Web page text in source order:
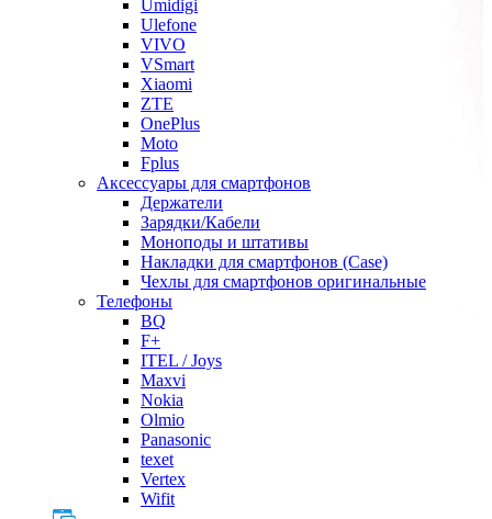
Umidigi
Ulefone
VIVO
VSmart
Xiaomi
ZTE
OnePlus
Moto
Fplus
Аксессуары для смартфонов
Держатели
Зарядки/Кабели
Моноподы и штативы
Накладки для смартфонов (Case)
Чехлы для смартфонов оригинальные
Телефоны
BQ
F+
ITEL / Joys
Maxvi
Nokia
Olmio
Panasonic
texet
Vertex
Wifit